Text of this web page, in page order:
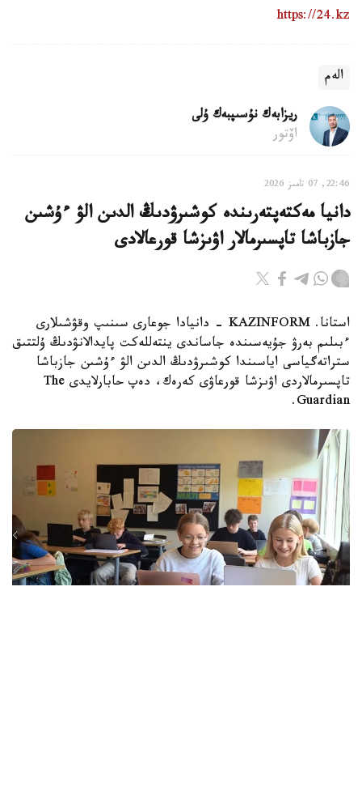
https://24.kz
الەم
ريزابەك نۇسىپبەك ۇلى
اۆتور
22:46, 07 تامىز 2026
دانيا مەكتەپتەرىندە كوشىرۋدىڭ الدىن الۋ ءۇشىن
جازباشا تاپسىرمالار اۋىزشا قورعالادى
استانا. KAZINFORM - دانيادا جوعارى سىنىپ وقۋشىلارى
ءبىلىم بەرۋ جۇيەسىندە جاساندى ينتەللەكت پايدالانۋدىڭ ۇلتتىق
ستراتەگياسى اياسىندا كوشىرۋدىڭ الدىن الۋ ءۇشىن جازباشا
تاپسىرمالاردى اۋىزشا قورعاۋى كەرەك، دەپ حابارلايدى The
Guardian.